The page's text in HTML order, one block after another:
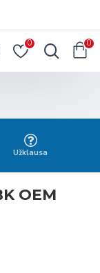
0 0
Užklausa
OEM